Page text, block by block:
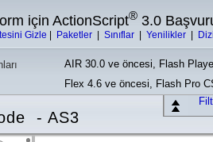
için ActionScript® 3.0
Gizle Paketler Sınıflar Yenilikler
AIR 30.0 ve öncesi, Flash
Flex 4.6 ve öncesi, Flash Pro
- AS3